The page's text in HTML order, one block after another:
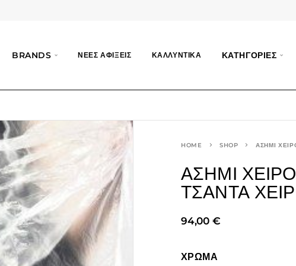
BRANDS ΝΕΕΣ ΑΦΙΞΕΙΣ ΚΑΛΛΥΝΤΙΚΑ ΚΑΤΗΓΟΡΙΕΣ
HOME SHOP ΑΣΗΜΊ
ΑΣΗΜΊ
ΤΣΆΝΤΑ
94,00 €
ΧΡΩΜΑ